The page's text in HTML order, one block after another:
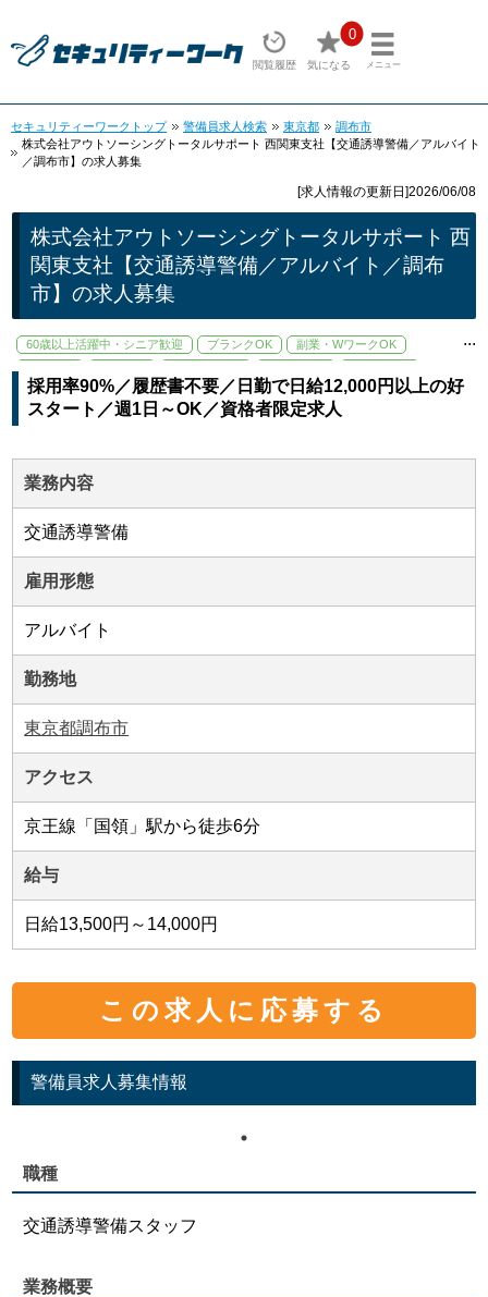
閲覧履歴
0
気になる メニュー
セキュリティーワークトップ 警備員求人検索 東京都
調布市
株式会社アウトソーシングトータルサポート 西関東支社【交通誘導警備／アルバイト
／調布市】の求人募集
[求人情報の更新日]2026/06/08
株式会社アウトソーシングトータルサポート 西
関東支社【交通誘導警備／アルバイト／調布
市】の求人募集
60歳以上活躍中・シニア歓迎 ブランクOK
副業・WワークOK
資格取得支援あり
駅から徒歩5分以内
...
採用率90%／履歴書不要／日勤で日給12,000円以上の好
スタート／週1日～OK／資格者限定求人
業務内容
交通誘導警備
雇用形態
アルバイト
勤務地
東京都調布市
アクセス
京王線「国領」駅から徒歩6分
給与
日給13,500円～14,000円
この求人に応募する
警備員求人募集情報
職種
交通誘導警備スタッフ
業務概要